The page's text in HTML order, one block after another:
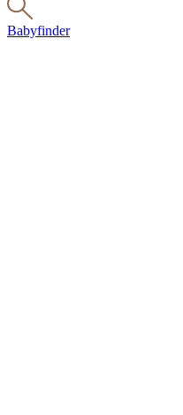
Babyfinder